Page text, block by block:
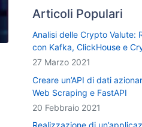
Articoli Populari
Analisi delle Crypto Valute:
con Kafka, ClickHouse e
27 Marzo 2021
Creare un’API di dati
Web Scraping e FastAPI
20 Febbraio 2021